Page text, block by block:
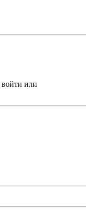
войти или